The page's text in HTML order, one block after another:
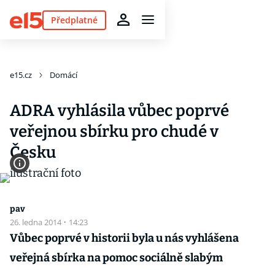
Předplatné
e15.cz Domácí
ADRA vyhlásila vůbec poprvé
veřejnou sbírku pro chudé v
Česku
pav
26. ledna 2014 · 14:23
Vůbec poprvé v historii byla u nás vyhlášena
veřejná sbírka na pomoc sociálně slabým